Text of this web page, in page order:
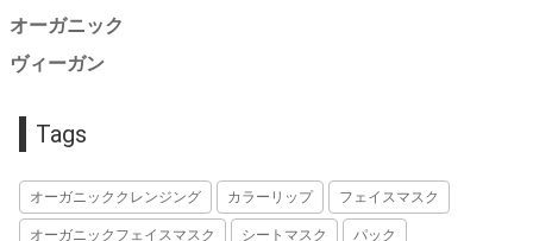
オーガニック
ヴィーガン
Tags
オーガニッククレンジング カラーリップ フェイスマスク
オーガニックフェイスマスク シートマスク パック